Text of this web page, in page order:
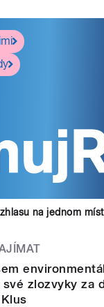
na jednom
své zlozvyky za